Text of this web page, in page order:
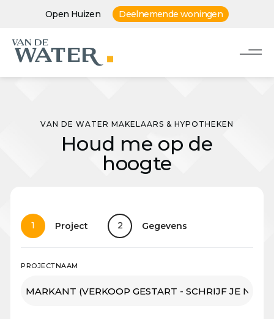
Open Huizen Deelnemende woningen
VAN DE WATER MAKELAARS & HYPOTHEKEN
Houd me op de
hoogte
1 Project 2 Gegevens
PROJECTNAAM